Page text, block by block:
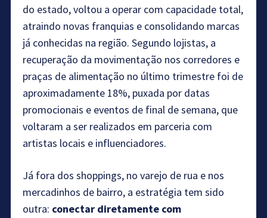
do estado, voltou a operar com capacidade total,
atraindo novas franquias e consolidando marcas
já conhecidas na região. Segundo lojistas, a
recuperação da movimentação nos corredores e
praças de alimentação no último trimestre foi de
aproximadamente 18%, puxada por datas
promocionais e eventos de final de semana, que
voltaram a ser realizados em parceria com
artistas locais e influenciadores.
Já fora dos shoppings, no varejo de rua e nos
mercadinhos de bairro, a estratégia tem sido
outra: conectar diretamente com